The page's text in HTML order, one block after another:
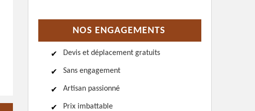
NOS ENGAGEMENTS
Devis et déplacement gratuits
Sans engagement
Artisan passionné
Prix imbattable